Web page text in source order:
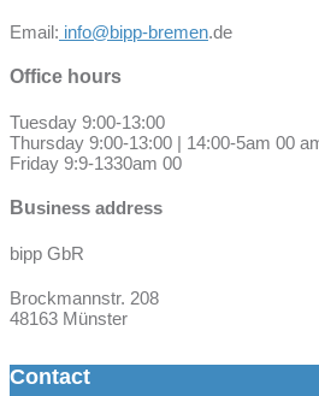
Email: info@bipp-bremen.de
Office hours
Tuesday 9:00-13:00
Thursday 9:00-13:00 | 14:00-5am 00
Friday 9:9-1330am 00
Business address
bipp GbR
Brockmannstr. 208
48163 Münster
Contact